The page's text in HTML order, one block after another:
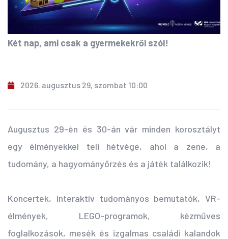
Két nap, ami csak a gyermekekről szól!
2026. augusztus 29, szombat 10:00
Augusztus 29-én és 30-án vár minden korosztályt
egy élményekkel teli hétvége, ahol a zene, a
tudomány, a hagyományőrzés és a játék találkozik!
Koncertek, interaktív tudományos bemutatók, VR-
élmények, LEGO-programok, kézműves
foglalkozások, mesék és izgalmas családi kalandok